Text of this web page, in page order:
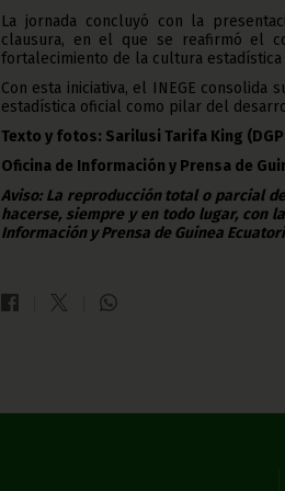
La jornada concluyó con la
clausura, en el que se reafirmó el
fortalecimiento de la cultura estadística
Con esta iniciativa, el INEGE
estadística oficial como pilar del
Texto y fotos: Sarilusi Tarifa King
Oficina de Información y Prensa de
Aviso: La reproducción total o parcial
hacerse, siempre y en todo lugar, con
Información y Prensa de Guinea